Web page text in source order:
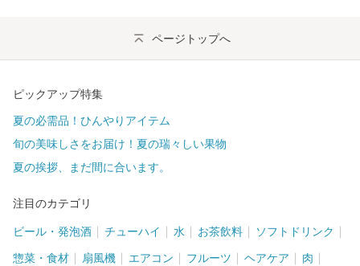
ページトップへ
ピックアップ特集
夏の必需品！ひんやりアイテム
旬の美味しさをお届け！夏の瑞々しい果物
夏の挨拶、まだ間に合います。
注目のカテゴリ
ビール・発泡酒 チューハイ 水 お茶飲料 ソフトドリンク
惣菜・食材 扇風機 エアコン フルーツ ヘアケア 肉